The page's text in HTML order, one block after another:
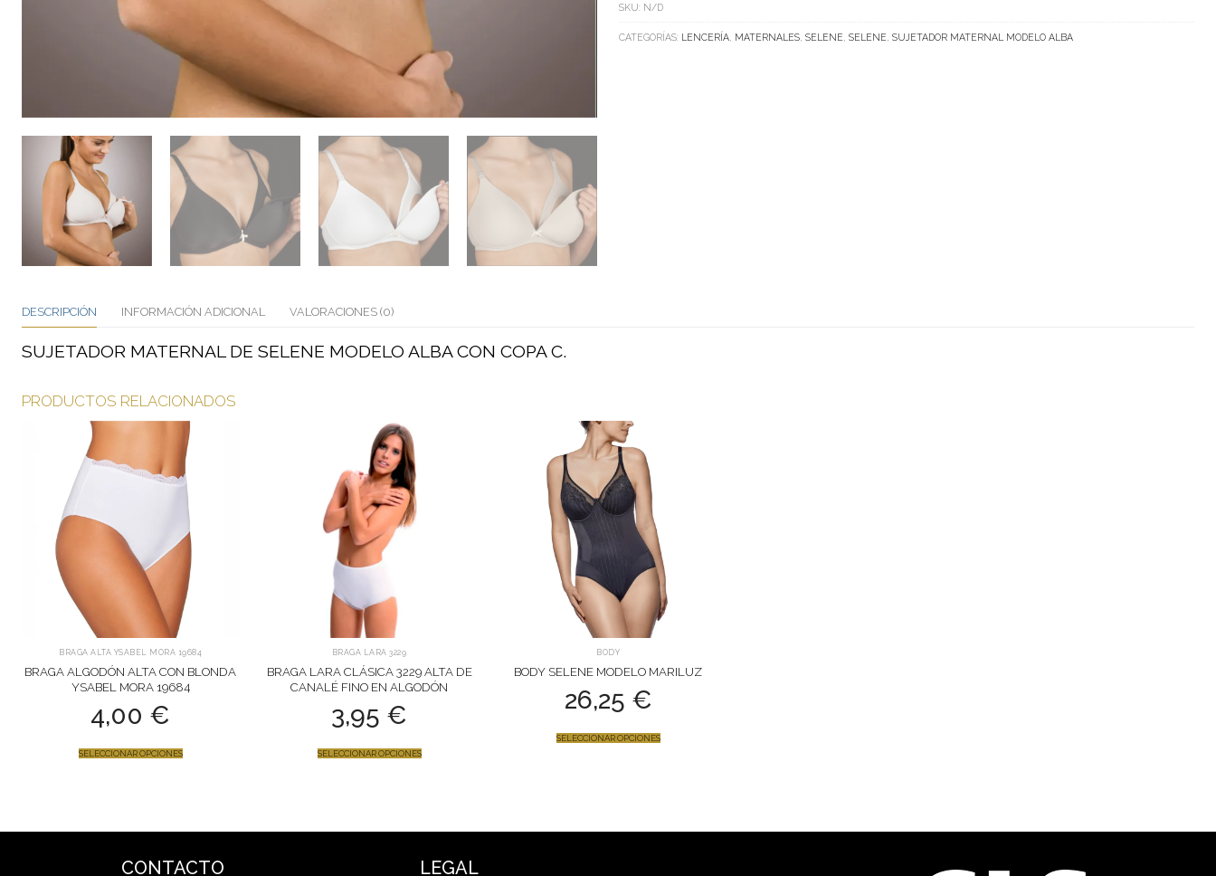
SELENE
SKU: N/D
CATEGORÍAS: LENCERÍA MATERNALES SELENE SELENE SUJETADOR MATERNAL MODELO ALBA
DESCRIPCIÓN INFORMACIÓN ADICIONAL VALORACIONES (0)
SUJETADOR MATERNAL DE SELENE MODELO ALBA CON COPA C.
PRODUCTOS RELACIONADOS
BRAGA ALTA YSABEL MORA 19684
BRAGA ALGODÓN ALTA CON BLONDA
YSABEL MORA 19684
4,00 €
SELECCIONAR OPCIONES
BRAGA LARA 3229
BRAGA LARA CLÁSICA 3229 ALTA DE
CANALÉ FINO EN ALGODÓN
3,95 €
SELECCIONAR OPCIONES
BODY
BODY SELENE MODELO MARILUZ
26,25 €
SELECCIONAR OPCIONES
CONTACTO LEGAL